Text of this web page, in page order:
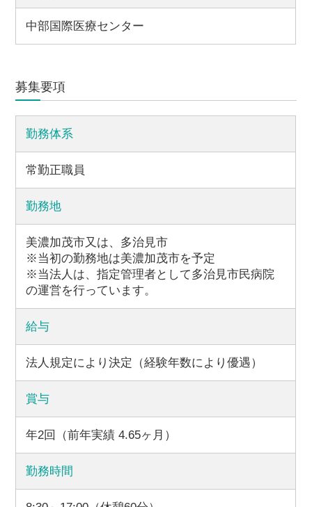
中部国際医療センター
募集要項
勤務体系
常勤正職員
勤務地
美濃加茂市又は、多治見市
※当初の勤務地は美濃加茂市を予定
※当法人は、指定管理者として多治見市民病院
の運営を行っています。
給与
法人規定により決定（経験年数により優遇）
賞与
年2回（前年実績 4.65ヶ月）
勤務時間